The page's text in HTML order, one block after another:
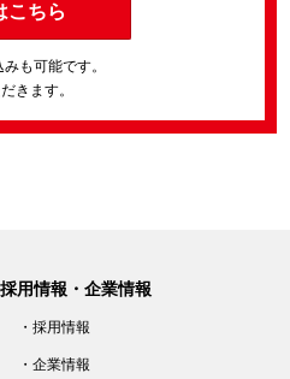
こちら
も可能です。
きます。
採用情報・企業情報
・採用情報
・企業情報